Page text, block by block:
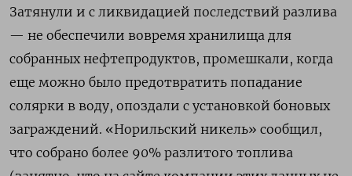
Затянули и с ликвидацией последствий разлива
— не обеспечили вовремя хранилища для
собранных нефтепродуктов, промешкали, когда
еще можно было предотвратить попадание
солярки в воду, опоздали с установкой боновых
заграждений. «Норильский никель» сообщил,
что собрано более 90% разлитого топлива